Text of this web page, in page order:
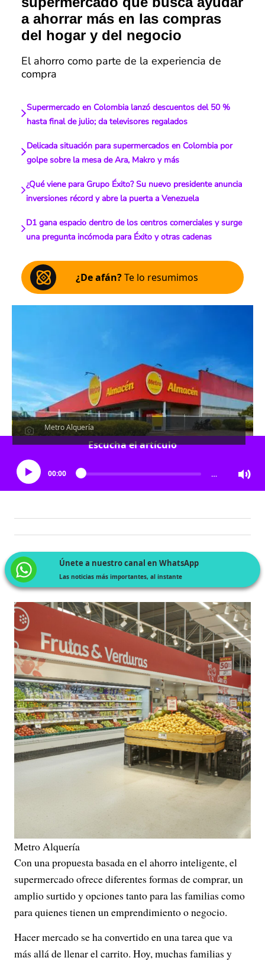
a ahorrar más en las compras
del hogar y del negocio
El ahorro como parte de la experiencia de
compra
Supermercado en Colombia lanzó descuentos del 50 %
hasta final de julio; da televisores regalados
Delicada situación para supermercados en Colombia por
golpe sobre la mesa de Ara, Makro y más
¿Qué viene para Grupo Éxito? Su nuevo presidente anuncia
inversiones récord y abre la puerta a Venezuela
D1 gana espacio dentro de los centros comerciales y surge
una pregunta incómoda para Éxito y otras cadenas
¿De afán?Te lo resumimos
Metro Alquería
Escucha el artículo
00:00 …
Únete a nuestro canal en WhatsApp
Las noticias más importantes, al instante
Metro Alquería
Con una propuesta basada en el ahorro inteligente, el
supermercado ofrece diferentes formas de comprar, un
amplio surtido y opciones tanto para las familias como
para quienes tienen un emprendimiento o negocio.
Hacer mercado se ha convertido en una tarea que va
más allá de llenar el carrito. Hoy, muchas familias y